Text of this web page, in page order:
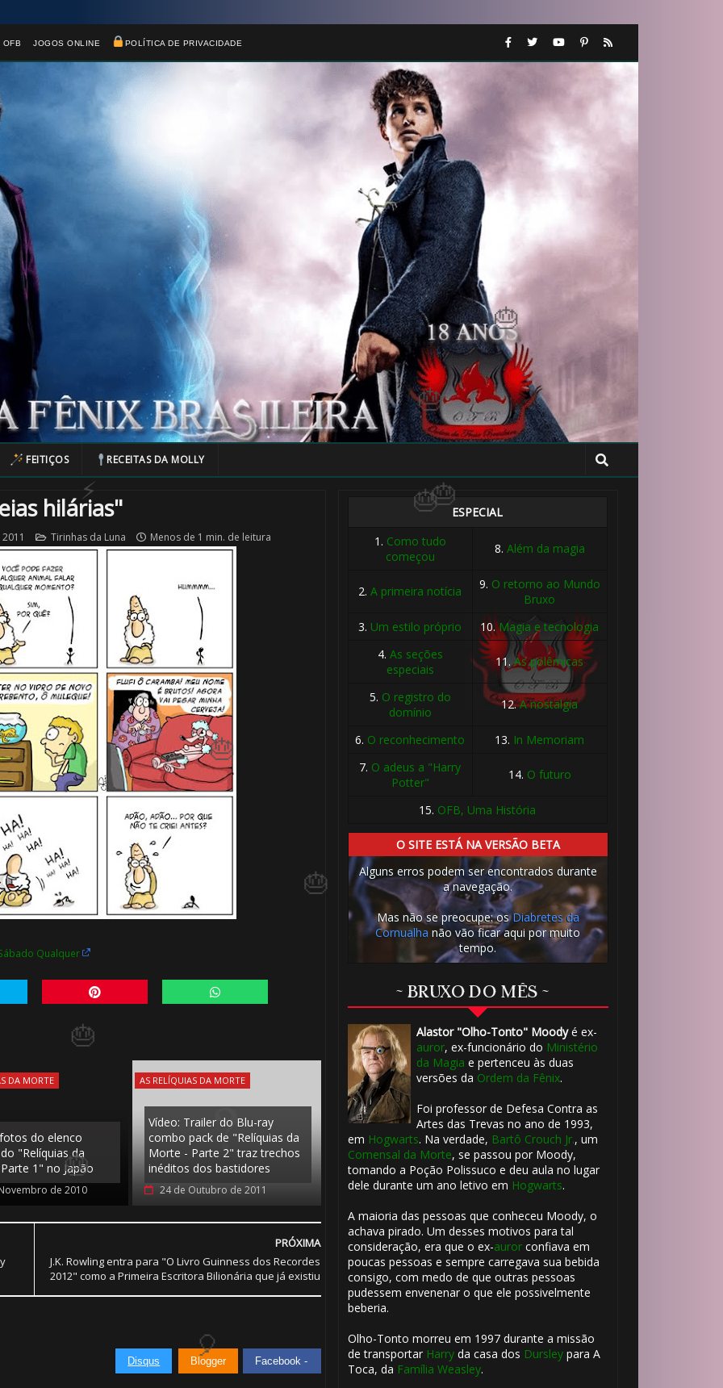
OFB JOGOS ONLINE POLÍTICA DE PRIVACIDADE
FEITIÇOS RECEITAS DA MOLLY
hilárias"
Tirinhas da Luna Menos de 1 min. de leitura
Qualquer
DA MORTE
do elenco
"Relíquias da
1" no Japão
de 2010
AS RELÍQUIAS DA MORTE
Vídeo: Trailer do Blu-ray
combo pack de "Relíquias da
Morte - Parte 2" traz trechos
inéditos dos bastidores
24 de Outubro de 2011
PRÓXIMA
J.K. Rowling entra para "O Livro Guinness dos Recordes
2012" como a Primeira Escritora Bilionária que já existiu
Disqus Blogger Facebook -
ESPECIAL
1. Como tudo
começou
8. Além da magia
2.A primeira notícia 9. O retorno ao Mundo
Bruxo
3. Um estilo próprio 10.Magia e tecnologia
4. As seções
especiais
11.As polêmicas
5. O registro do
domínio
12.A nostalgia
6. O reconhecimento 13. In Memoriam
7. O adeus a "Harry
Potter"
14. O futuro
15. OFB, Uma História
O SITE ESTÁ NA VERSÃO BETA
Alguns erros podem ser encontrados durante
a navegação.
Mas não se preocupe: osDiabretes da
Cornualha não vão ficar aqui por muito
tempo.
~ BRUXO DO MÊS ~
Alastor "Olho-Tonto" Moodyé ex-
auror, ex-funcionário do Ministério
da Magia e pertenceu às duas
versões da Ordem da Fênix.
Foi professor de Defesa Contra as
Artes das Trevas no ano de 1993,
em Hogwarts. Na verdade, Bartô Crouch Jr., um
Comensal da Morte, se passou por Moody,
tomando a Poção Polissuco e deu aula no lugar
dele durante um ano letivo em Hogwarts.
A maioria das pessoas que conheceu Moody, o
achava pirado. Um desses motivos para tal
consideração, era que o ex-aurorconfiava em
poucas pessoas e sempre carregava sua bebida
consigo, com medo de que outras pessoas
pudessem envenenar o que ele possivelmente
beberia.
Olho-Tonto morreu em 1997 durante a missão
de transportar Harryda casa dos Dursleypara A
Toca, da Família Weasley.
🎈
⚡
⚡
🎂
🎈
🎂
🎂
🎂
1️⃣